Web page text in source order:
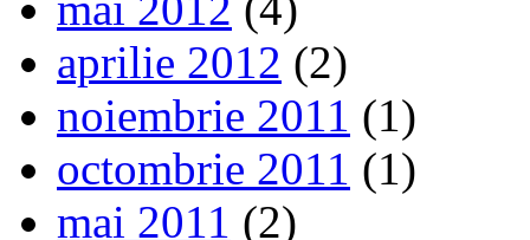
aprilie 2012 (2)
noiembrie 2011 (1)
octombrie 2011 (1)
mai 2011 (2)